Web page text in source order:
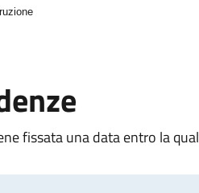
fissata una data entro la